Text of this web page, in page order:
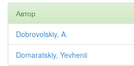
Автор
Dobrovolskiy, A.
Domaratskiy, Yevhenii